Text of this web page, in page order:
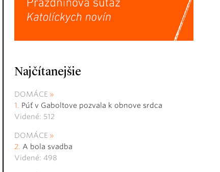
Najčítanejšie
DOMÁCE
Púť v Gaboltove pozvala k obnove srdca
Videné: 512
DOMÁCE
A bola svadba
Videné: 498